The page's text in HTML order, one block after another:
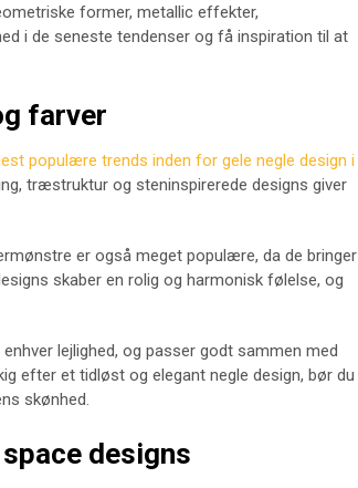
former, metallic effekter,
i de seneste tendenser og få inspiration til at
farver
populære trends inden for gele negle design i
træstruktur og steninspirerede designs giver
er også meget populære, da de bringer
skaber en rolig og harmonisk følelse, og
lejlighed, og passer godt sammen med
efter et tidløst og elegant negle design, bør du
skønhed.
designs